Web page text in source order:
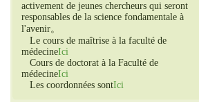
activement de jeunes chercheurs qui seront
responsables de la science fondamentale à
l'avenir。
Le cours de maîtrise à la faculté de
médecineIci
Cours de doctorat à la Faculté de
médecineIci
Les coordonnées sontIci